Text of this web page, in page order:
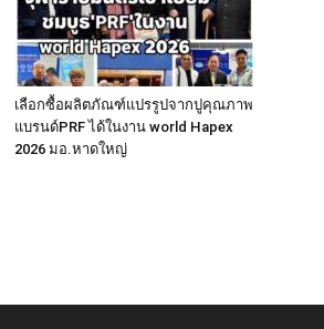
เลือกซื้อผลิตภัณฑ์แปรรูปจากปูคุณภาพ
แบรนด์PRF ได้ในงาน world Hapex
2026 มอ.หาดใหญ่